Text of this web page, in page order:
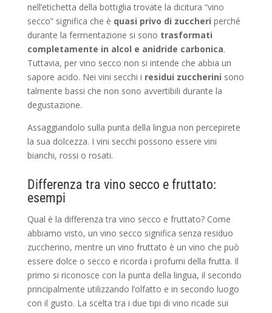
nell’etichetta della bottiglia trovate la dicitura “vino
secco” significa che è quasi privo di zuccheri perché
durante la fermentazione si sono trasformati
completamente in alcol e anidride carbonica.
Tuttavia, per vino secco non si intende che abbia un
sapore acido. Nei vini secchi i residui zuccherini sono
talmente bassi che non sono avvertibili durante la
degustazione.
Assaggiandolo sulla punta della lingua non percepirete
la sua dolcezza. I vini secchi possono essere vini
bianchi, rossi o rosati.
Differenza tra vino secco e fruttato:
esempi
Qual è la differenza tra vino secco e fruttato? Come
abbiamo visto, un vino secco significa senza residuo
zuccherino, mentre un vino fruttato è un vino che può
essere dolce o secco e ricorda i profumi della frutta. Il
primo si riconosce con la punta della lingua, il secondo
principalmente utilizzando l’olfatto e in secondo luogo
con il gusto. La scelta tra i due tipi di vino ricade sui